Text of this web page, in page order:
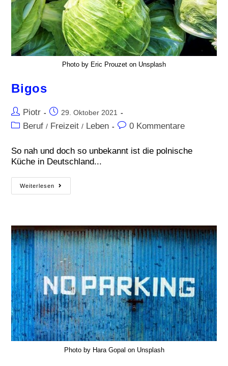
Photo by Eric Prouzet on Unsplash
Bigos
Piotr 29. Oktober 2021
Beruf / Freizeit / Leben 0 Kommentare
So nah und doch so unbekannt ist die polnische
Küche in Deutschland...
Weiterlesen
Photo by Hara Gopal on Unsplash